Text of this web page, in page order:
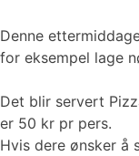
Denne
for eksempel lage
Det blir servert
er 50 kr pr pers.
Hvis dere ønsker å